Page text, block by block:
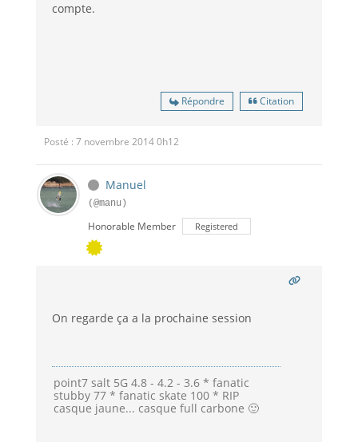
compte.
Répondre Citation
Posté : 7 novembre 2014 0h12
Manuel
(@manu)
Honorable Member Registered
On regarde ça a la prochaine session
point7 salt 5G 4.8 - 4.2 - 3.6 * fanatic
stubby 77 * fanatic skate 100 * RIP
casque jaune... casque full carbone 🙂